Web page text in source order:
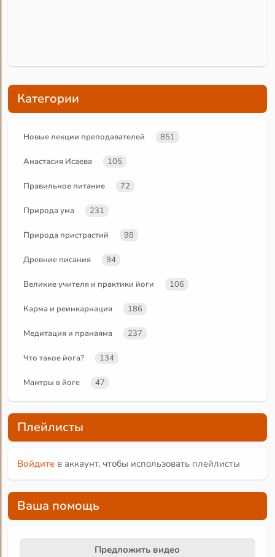
Категории
Новые лекции преподавателей 851
Анастасия Исаева 105
Правильное питание 72
Природа ума 231
Природа пристрастий 98
Древние писания 94
Великие учителя и практики йоги 106
Карма и реинкарнация 186
Медитация и пранаяма 237
Что такое йога? 134
Мантры в йоге 47
Плейлисты
Войдите в аккаунт, чтобы использовать плейлисты
Ваша помощь
Предложить видео